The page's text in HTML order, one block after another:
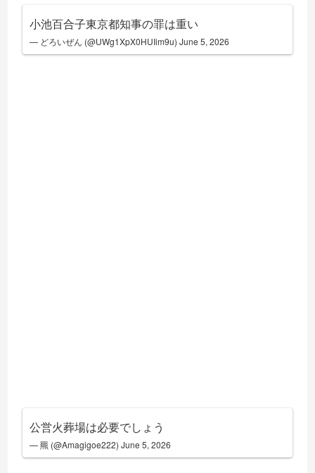
小池百合子東京都知事の罪は重い
— どろいぜん (@UWg1XpX0HUIim9u)June 5, 2026
公営火葬場は必要でしょう
— 羆 (@Amagigoe222)June 5, 2026